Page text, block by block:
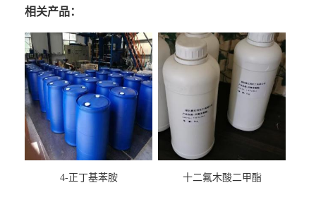
相关产品：
4-正丁基苯胺 十二氟木酸二甲酯